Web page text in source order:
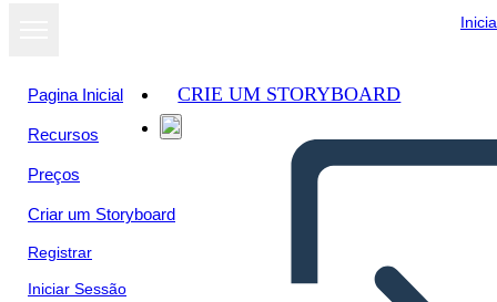
Pagina Inicial
Recursos
Preços
Criar um Storyboard
Registrar
Iniciar Sessão
CRIE UM STORYBOARD